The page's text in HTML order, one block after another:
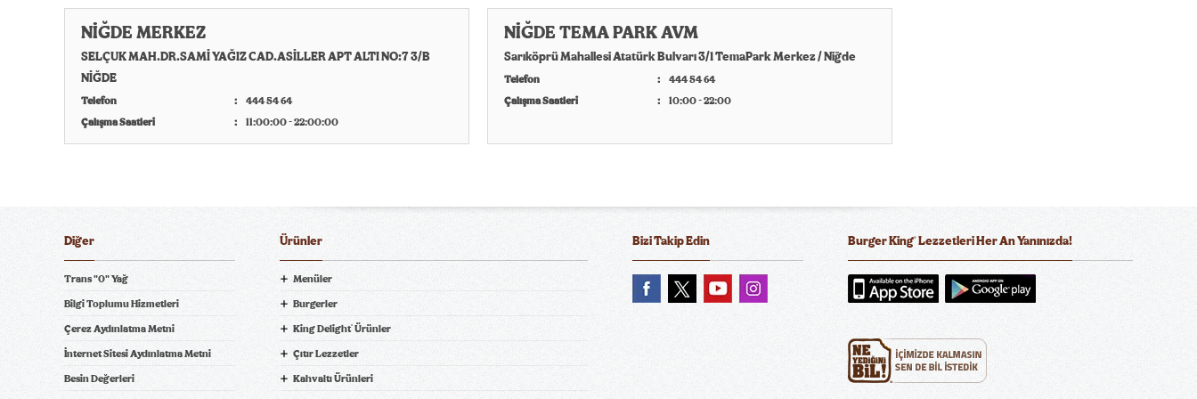
NİĞDE MERKEZ
SELÇUK MAH.DR.SAMİ YAĞIZ CAD.ASİLLER APT ALTI NO:7 3/B
NİĞDE
Telefon
444 54 64
Çalışma Saatleri
11:00:00 - 22:00:00
NİĞDE TEMA PARK AVM
Sarıköprü Mahallesi Atatürk Bulvarı 3/1 TemaPark Merkez / Niğde
Telefon
444 54 64
Çalışma Saatleri
10:00 - 22:00
Burger King® Lezzetleri Her An Yanınızda!
Bizi Takip Edin
Ürünler
Menüler
Burgerler
King Delight® Ürünler
Çıtır Lezzetler
Kahvaltı Ürünleri
Diğer
Trans "0" Yağ
Bilgi Toplumu Hizmetleri
Çerez Aydınlatma Metni
İnternet Sitesi Aydınlatma Metni
Besin Değerleri